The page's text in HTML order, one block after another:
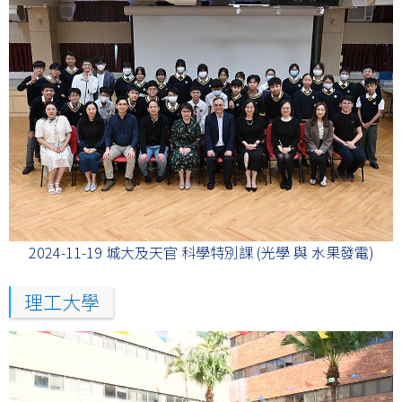
2024-11-19 城大及天官 科學特別課 (光學 與 水果發電)
理工大學